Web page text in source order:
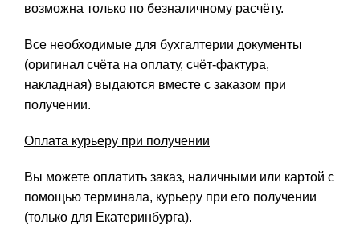
возможна только по безналичному расчёту.
Все необходимые для бухгалтерии документы
(оригинал счёта на оплату, счёт-фактура,
накладная) выдаются вместе с заказом при
получении.
Оплата курьеру при получении
Вы можете оплатить заказ, наличными или картой с
помощью терминала, курьеру при его получении
(только для Екатеринбурга).